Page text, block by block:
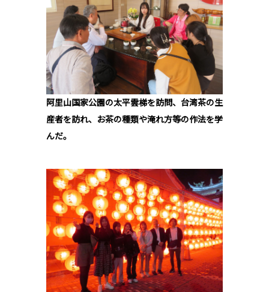
阿里山国家公園の太平雲梯を訪問、台湾茶の生
産者を訪れ、お茶の種類や淹れ方等の作法を学
んだ。